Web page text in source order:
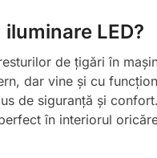
LED?
de țigări în
dar vine și cu
de siguranță și
în interiorul